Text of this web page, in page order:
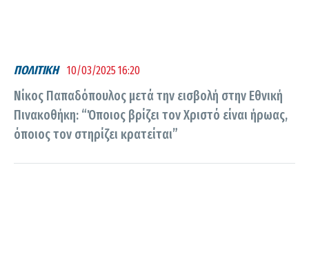
ΠΟΛΙΤΙΚΗ 10/03/2025 16:20
Νίκος Παπαδόπουλος μετά την εισβολή στην Εθνική
Πινακοθήκη: “Όποιος βρίζει τον Χριστό είναι ήρωας,
όποιος τον στηρίζει κρατείται”